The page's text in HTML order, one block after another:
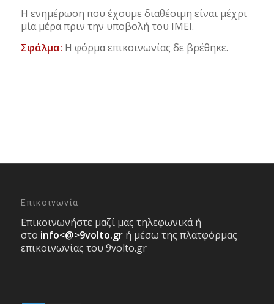
Η ενημέρωση που έχουμε διαθέσιμη είναι μέχρι
μία μέρα πριν την υποβολή του IMEI.
Σφάλμα: Η φόρμα επικοινωνίας δε βρέθηκε.
Επικοινωνία
Επικοινωνήστε μαζί μας τηλεφωνικά ή
στο info<@>9volto.gr ή μέσω της πλατφόρμας
επικοινωνίας του 9volto.gr